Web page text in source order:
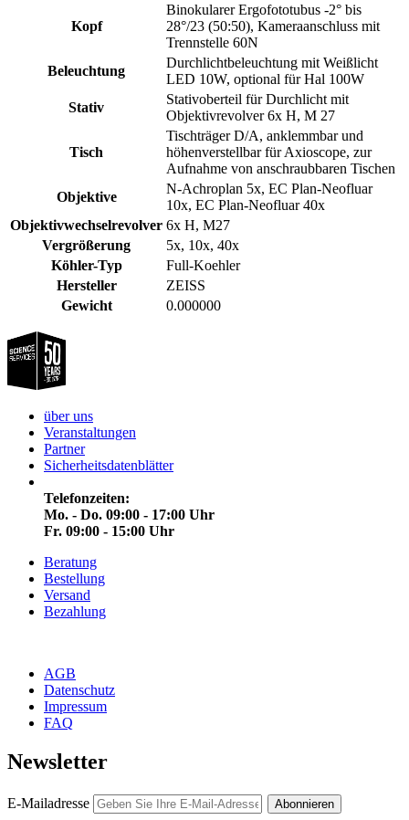
Kopf
Binokularer Ergofototubus -2° bis
28°/23 (50:50), Kameraanschluss mit
Trennstelle 60N
Beleuchtung
Durchlichtbeleuchtung mit Weißlicht
LED 10W, optional für Hal 100W
Stativ
Stativoberteil für Durchlicht mit
Objektivrevolver 6x H, M 27
Tisch
Tischträger D/A, anklemmbar und
höhenverstellbar für Axioscope, zur
Aufnahme von anschraubbaren Tischen
Objektive
N-Achroplan 5x, EC Plan-Neofluar
10x, EC Plan-Neofluar 40x
Objektivwechselrevolver 6x H, M27
Vergrößerung
5x, 10x, 40x
Köhler-Typ
Full-Koehler
Hersteller
ZEISS
Gewicht
0.000000
über uns
Veranstaltungen
Partner
Sicherheitsdatenblätter
Telefonzeiten:
Mo. - Do. 09:00 - 17:00 Uhr
Fr. 09:00 - 15:00 Uhr
Beratung
Bestellung
Versand
Bezahlung
AGB
Datenschutz
Impressum
FAQ
Newsletter
E-Mailadresse Abonnieren